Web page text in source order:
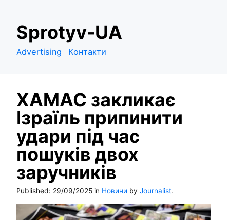
k
c
o
t
e
n
t
Sprotyv-UA
Advertising Контакти
ХАМАС закликає
Ізраїль припинити
удари під час
пошуків двох
заручників
Published: 29/09/2025 in Новини by Journalist.